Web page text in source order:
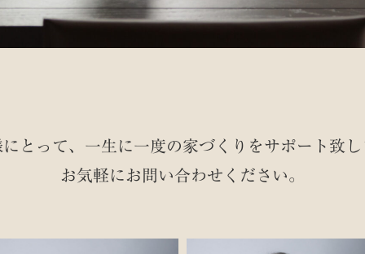
とって、一生に一度の家づくりを サポート致
お気軽にお問い合わせください。